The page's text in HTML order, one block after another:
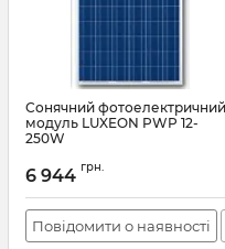
Сонячний фотоелектричний
модуль LUXEON PWP 12-
250W
6 944 грн.
Повідомити о наявності